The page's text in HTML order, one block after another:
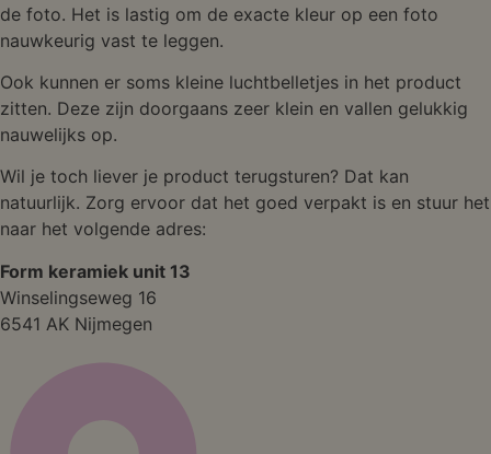
de foto. Het is lastig om de exacte kleur op een foto
nauwkeurig vast te leggen.
Ook kunnen er soms kleine luchtbelletjes in het product
zitten. Deze zijn doorgaans zeer klein en vallen gelukkig
nauwelijks op.
Wil je toch liever je product terugsturen? Dat kan
natuurlijk. Zorg ervoor dat het goed verpakt is en stuur het
naar het volgende adres:
Form keramiek unit 13
Winselingseweg 16
6541 AK Nijmegen